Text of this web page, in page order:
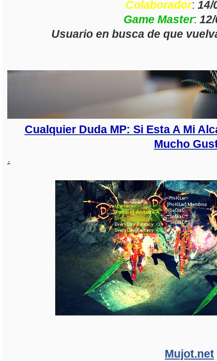
Colaborador: 14/
Game Master:
Usuario en busca de que
Cualquier Duda MP: Si Esta A Mi
Mucho
.
Mujot.net